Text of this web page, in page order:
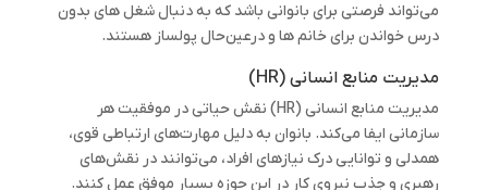
می‌تواند فرصتی برای بانوانی باشد که به دنبال شغل های بدون
درس خواندن برای خانم ها و درعین‌حال پولساز هستند.
مدیریت منابع انسانی (HR)
مدیریت منابع انسانی (HR) نقش حیاتی در موفقیت هر
سازمانی ایفا می‌کند. بانوان به دلیل مهارت‌های ارتباطی قوی،
همدلی و توانایی درک نیازهای افراد، می‌توانند در نقش‌های
رهبری و جذب نیروی کار در این حوزه بسیار موفق عمل کنند.